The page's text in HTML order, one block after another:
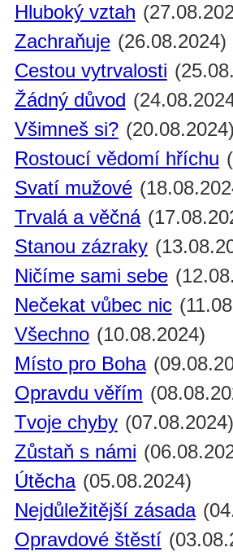
Hluboký vztah
Zachraňuje (26.08.2024)
Cestou vytrvalosti
Žádný důvod
Všimneš si? (20.08.2024)
Rostoucí vědomí hříchu
Svatí mužové
Trvalá a věčná
Stanou zázraky
Ničíme sami sebe
Nečekat vůbec nic
Všechno (10.08.2024)
Místo pro Boha
Opravdu věřím
Tvoje chyby (07.08.2024)
Zůstaň s námi
Útěcha (05.08.2024)
Nejdůležitější zásada
Opravdové štěstí